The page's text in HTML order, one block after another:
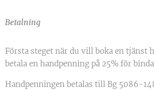
Betalning
Första steget när du vill boka en tjänst
betala en handpenning på 25% för
Handpenningen betalas till Bg 5086-